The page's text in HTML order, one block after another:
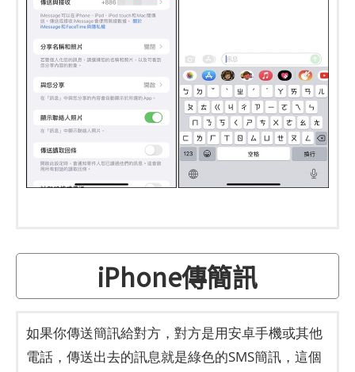
iPhone傳簡訊
如果你傳送簡訊給對方，對方是用安卓手機或其他
電話，傳送出去的訊息就是綠色的SMS簡訊，這個